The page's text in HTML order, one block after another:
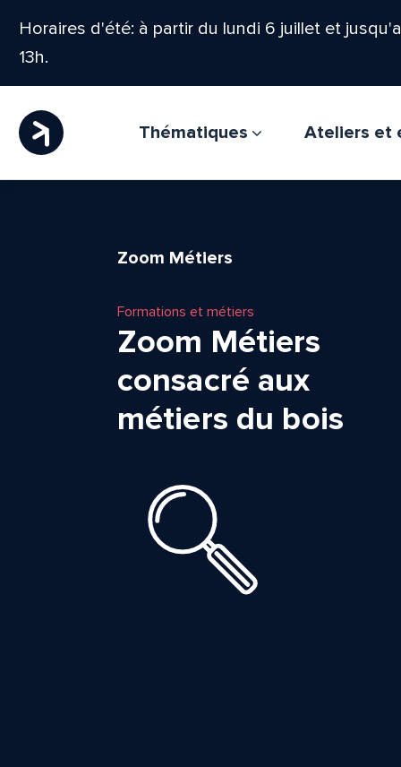
Horaires d'été: à partir du lundi 6 juillet et
13h.
Thématiques Ateliers et
Zoom Métiers
Formations et métiers
Zoom Métiers
consacré aux
métiers du bois